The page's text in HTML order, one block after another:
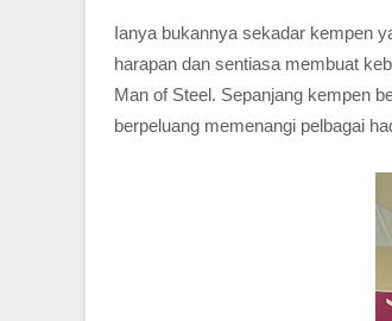
Ianya bukannya sekadar kempen
harapan dan sentiasa membuat
Man of Steel. Sepanjang kempen
berpeluang memenangi pelbagai